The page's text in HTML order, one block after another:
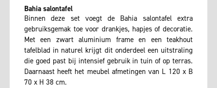
Bahia salontafel
Binnen deze set voegt de Bahia salontafel extra
gebruiksgemak toe voor drankjes, hapjes of decoratie.
Met een zwart aluminium frame en een teakhout
tafelblad in naturel krijgt dit onderdeel een uitstraling
die goed past bij intensief gebruik in tuin of op terras.
Daarnaast heeft het meubel afmetingen van L 120 x B
70 x H 38 cm.